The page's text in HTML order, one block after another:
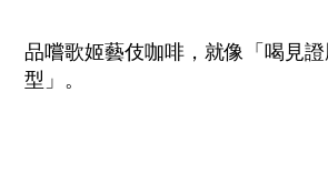
品嚐歌姬藝伎咖啡，就像「喝見
型」。